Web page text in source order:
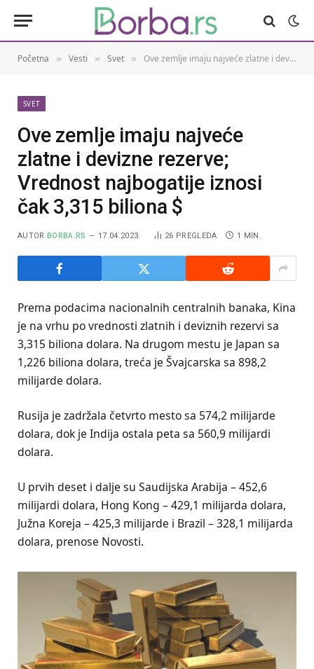
Početna » Vesti » Svet » Ove zemlje imaju najveće zlatne i devizne rezerve; Vrednost najbogatije iznosi čak 3,315 biliona $
SVET
Ove zemlje imaju najveće
zlatne i devizne rezerve;
Vrednost najbogatije iznosi
čak 3,315 biliona $
AUTOR BORBA.RS 17.04.2023. 26 PREGLEDA 1 MIN.
Prema podacima nacionalnih centralnih banaka, Kina
je na vrhu po vrednosti zlatnih i deviznih rezervi sa
3,315 biliona dolara. Na drugom mestu je Japan sa
1,226 biliona dolara, treća je Švajcarska sa 898,2
milijarde dolara.
Rusija je zadržala četvrto mesto sa 574,2 milijarde
dolara, dok je Indija ostala peta sa 560,9 milijardi
dolara.
U prvih deset i dalje su Saudijska Arabija – 452,6
milijardi dolara, Hong Kong – 429,1 milijarda dolara,
Južna Koreja – 425,3 milijarde i Brazil – 328,1 milijarda
dolara, prenose Novosti.